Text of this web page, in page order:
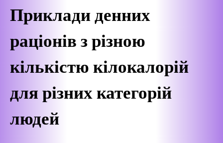
Приклади денних
раціонів з різною
кількістю кілокалорій
для різних категорій
людей